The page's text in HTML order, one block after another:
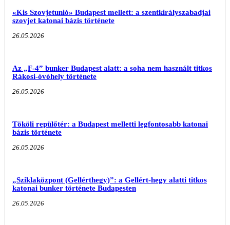
«Kis Szovjetunió» Budapest mellett: a szentkirályszabadjai
szovjet katonai bázis története
26.05.2026
Az „F-4” bunker Budapest alatt: a soha nem használt titkos
Rákosi-óvóhely története
26.05.2026
Tököli repülőtér: a Budapest melletti legfontosabb katonai
bázis története
26.05.2026
„Sziklaközpont (Gellérthegy)”: a Gellért-hegy alatti titkos
katonai bunker története Budapesten
26.05.2026